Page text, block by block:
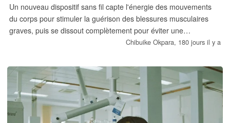
Un nouveau dispositif sans fil capte l'énergie des mouvements
du corps pour stimuler la guérison des blessures musculaires
graves, puis se dissout complètement pour éviter une
Chibuike Okpara, 180 jours il y a